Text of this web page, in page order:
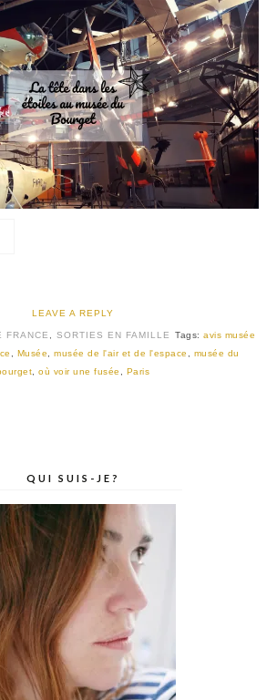
LEAVE A REPLY
FRANCE , SORTIES EN FAMILLE Tags: avis musée
, Musée, musée de l'air et de l'espace , musée du
,où voir une fusée , Paris
QUI SUIS-JE?